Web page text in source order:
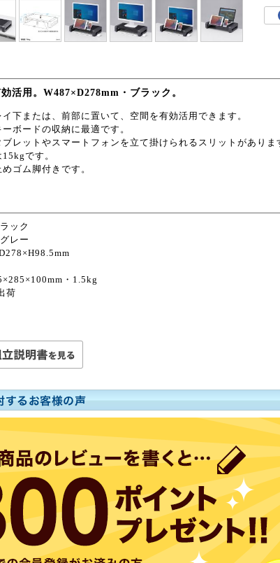
活用。W487×D278mm・ブラック。
下または、前部に置いて、空間を有効活用できます。
ボードの収納に最適です。
レットやスマートフォンを立て掛けられるスリットがありま
です。
ゴム脚付きです。
ック
レー
・1.5kg
荷